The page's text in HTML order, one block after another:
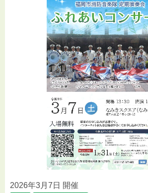
2026年3月7日 開催